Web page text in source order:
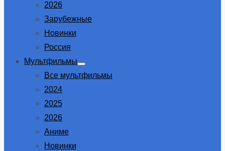
2026
Зарубежные
Новинки
Россия
Мультфильмы
Show
sub
Все мультфильмы
2024
2025
2026
Аниме
Новинки